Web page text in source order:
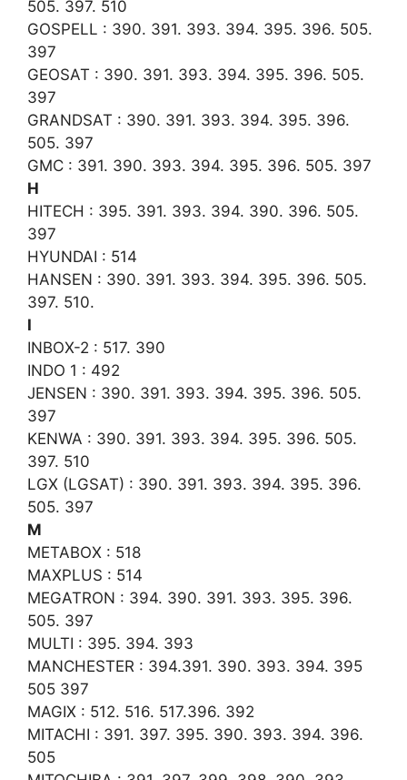
505. 397. 510
GOSPELL : 390. 391. 393. 394. 395. 396. 505.
397
GEOSAT : 390. 391. 393. 394. 395. 396. 505.
397
GRANDSAT : 390. 391. 393. 394. 395. 396.
505. 397
GMC : 391. 390. 393. 394. 395. 396. 505. 397
H
HITECH : 395. 391. 393. 394. 390. 396. 505.
397
HYUNDAI : 514
HANSEN : 390. 391. 393. 394. 395. 396. 505.
397. 510.
I
INBOX-2 : 517. 390
INDO 1 : 492
JENSEN : 390. 391. 393. 394. 395. 396. 505.
397
KENWA : 390. 391. 393. 394. 395. 396. 505.
397. 510
LGX (LGSAT) : 390. 391. 393. 394. 395. 396.
505. 397
M
METABOX : 518
MAXPLUS : 514
MEGATRON : 394. 390. 391. 393. 395. 396.
505. 397
MULTI : 395. 394. 393
MANCHESTER : 394.391. 390. 393. 394. 395
505 397
MAGIX : 512. 516. 517.396. 392
MITACHI : 391. 397. 395. 390. 393. 394. 396.
505